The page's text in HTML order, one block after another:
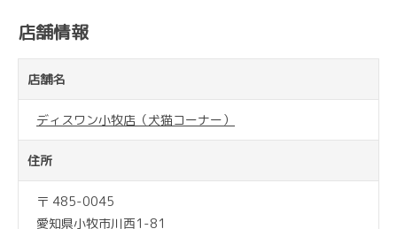
店舗情報
店舗名
ディスワン小牧店（犬猫コーナー）
住所
〒 485-0045
愛知県小牧市川西1-81